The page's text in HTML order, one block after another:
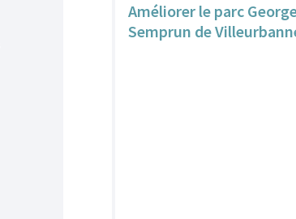
Améliorer le parc
Semprun de